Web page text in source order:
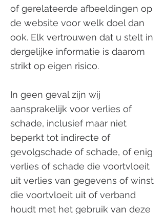
of gerelateerde afbeeldingen op
de website voor welk doel dan
ook. Elk vertrouwen dat u stelt in
dergelijke informatie is daarom
strikt op eigen risico.
In geen geval zijn wij
aansprakelijk voor verlies of
schade, inclusief maar niet
beperkt tot indirecte of
gevolgschade of schade, of enig
verlies of schade die voortvloeit
uit verlies van gegevens of winst
die voortvloeit uit of verband
houdt met het gebruik van deze